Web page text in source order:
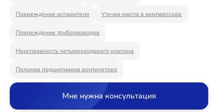
Повреждение испарителя Утечка масла в компрессоре
Повреждение трубопроводов
Неисправность четырехходового клапана
Поломка подшипников вентилятора
Мне нужна консультация
Ремонт Водонагревателей
Ремонт Вытяжек
Ремонт Духовых шкафов